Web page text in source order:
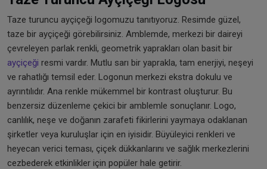
Taze turuncu ayçiçeği logomuzu tanıtıyoruz. Resimde güzel,
taze bir ayçiçeği görebilirsiniz. Amblemde, merkezi bir daireyi
çevreleyen parlak renkli, geometrik yaprakları olan basit bir
ayçiçeği resmi vardır. Mutlu sarı bir yaprakla, tam enerjiyi, neşeyi
ve rahatlığı temsil eder. Logonun merkezi ekstra dokulu ve
ayrıntılıdır. Ana renkle mükemmel bir kontrast oluşturur. Bu
benzersiz düzenleme çekici bir amblemle sonuçlanır. Logo,
canlılık, neşe ve doğanın zarafeti fikirlerini yaymaya odaklanan
şirketler veya kuruluşlar için en iyisidir. Büyüleyici renkleri ve
heyecan verici teması, çiçek dükkanlarını ve sağlık merkezlerini
cezbederek etkinlikler için popüler hale getirir.